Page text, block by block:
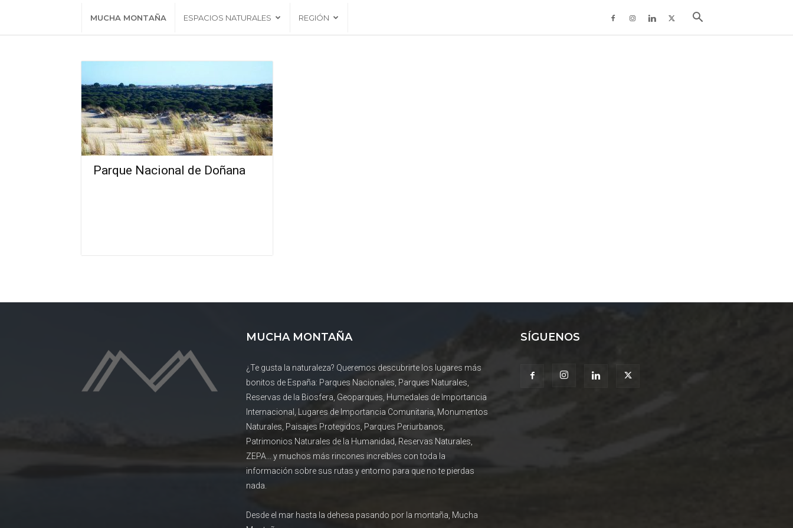
MUCHA MONTAÑA ESPACIOS NATURALES REGIÓN
Parque Nacional de Doñana
MUCHA MONTAÑA
¿Te gusta la naturaleza? Queremos descubrirte los lugares más
bonitos de España: Parques Nacionales, Parques Naturales,
Reservas de la Biosfera, Geoparques, Humedales de Importancia
Internacional, Lugares de Importancia Comunitaria, Monumentos
Naturales, Paisajes Protegidos, Parques Periurbanos,
Patrimonios Naturales de la Humanidad, Reservas Naturales,
ZEPA... y muchos más rincones increíbles con toda la
información sobre sus rutas y entorno para que no te pierdas
nada.
Desde el mar hasta la dehesa pasando por la montaña, Mucha
SÍGUENOS